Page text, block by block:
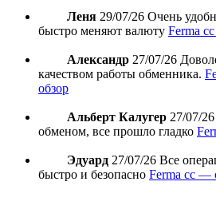
Леня 29/07/26 Очень
быстро меняют валюту Ferma
Александр 27/07/26
качеством работы обменника.
обзор
Альберт Калугер 27/07/26
обменом, все прошло гладко
Эдуард 27/07/26 Все
быстро и безопасно Ferma cc —